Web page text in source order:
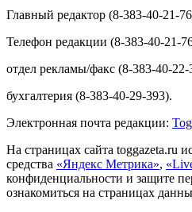
Главный редактор (8-383-40-21-
Телефон редакции (8-383-40-21-
отдел рекламы/факс (8-383-40-22-
бухгалтерия (8-383-40-29-393).
Электронная почта редакции:
На страницах сайта toggazeta.ru
средства «Яндекс Метрика»,
конфиденциальности и защите
ознакомиться на страницах